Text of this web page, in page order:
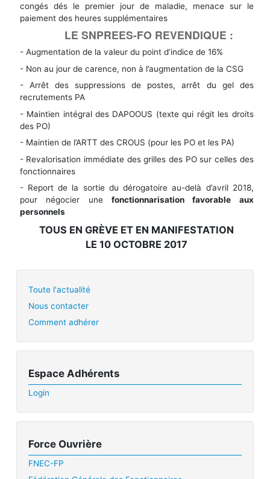
congés dés le premier jour de maladie, menace sur le
paiement des heures supplémentaires
LE SNPREES-FO REVENDIQUE :
- Augmentation de la valeur du point d’indice de 16%
- Non au jour de carence, non à l’augmentation de la CSG
- Arrêt des suppressions de postes, arrêt du gel des
recrutements PA
- Maintien intégral des DAPOOUS (texte qui régit les droits
des PO)
- Maintien de l’ARTT des CROUS (pour les PO et les PA)
- Revalorisation immédiate des grilles des PO sur celles des
fonctionnaires
- Report de la sortie du dérogatoire au-delà d’avril 2018,
pour négocier une fonctionnarisation favorable aux
personnels
TOUS EN GRÈVE ET EN MANIFESTATION
LE 10 OCTOBRE 2017
Toute l'actualité
Nous contacter
Comment adhérer
Espace Adhérents
Login
Force Ouvrière
FNEC-FP